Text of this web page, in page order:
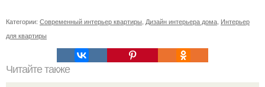
Категории: Современный интерьер квартиры, Дизайн интерьера дома, Интерьер
для квартиры
Читайте также